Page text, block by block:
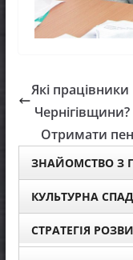
Які
Чернігівщини?
Отримати
ЗНАЙОМСТВО З
КУЛЬТУРНА
СТРАТЕГІЯ